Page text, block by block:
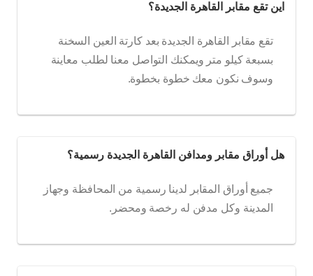
اين تقع مقابر القاهرة الجديدة؟
تقع مقابر القاهرة الجديدة بعد كارتة العين السخنة
بسبعة كيلو متر ويمكنك التواصل معنا لطلب معاينة
وسوف نكون معك خطوة بخطوة.
هل أوراق مقابر ومدافن القاهرة الجديدة رسمية؟
جميع أوراق المقابر لدينا رسمية من المحافظة وجهاز
المدينة وكل مدفن له رخصة ومحضر.